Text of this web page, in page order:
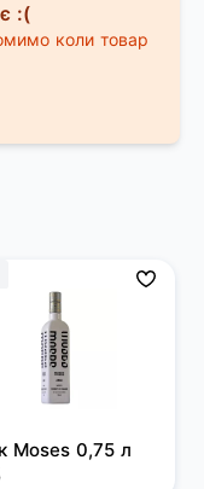
:(
коли товар
Moses 0,75 л